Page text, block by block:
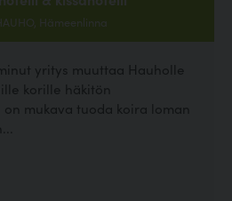
Hämeenlinna
yritys muuttaa Hauholle
korille häkitön
mukava tuoda koira loman